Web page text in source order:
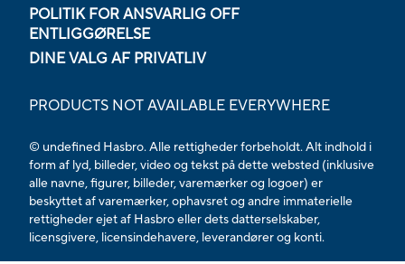
POLITIK FOR ANSVARLIG OFF
ENTLIGGØRELSE
DINE VALG AF PRIVATLIV
PRODUCTS NOT AVAILABLE EVERYWHERE
© undefined Hasbro. Alle rettigheder forbeholdt. Alt indhold i
form af lyd, billeder, video og tekst på dette websted (inklusive
alle navne, figurer, billeder, varemærker og logoer) er
beskyttet af varemærker, ophavsret og andre immaterielle
rettigheder ejet af Hasbro eller dets datterselskaber,
licensgivere, licensindehavere, leverandører og konti.